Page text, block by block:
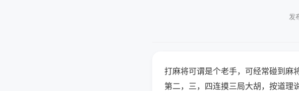
发
打麻将可谓是个老手，可经常碰到麻
第二，三，四连摸三局大胡，按道理